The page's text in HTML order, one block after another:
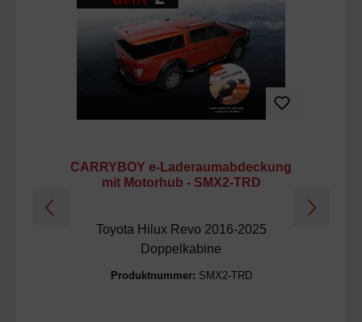
CARRYBOY e-Laderaumabdeckung
mit Motorhub - SMX2-TRD
Toyota Hilux Revo 2016-2025
Doppelkabine
Produktnummer: SMX2-TRD